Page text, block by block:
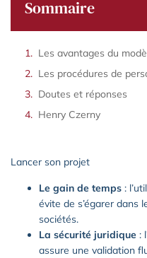
Sommaire
Doutes et réponses
Henry Czerny
Lancer son projet
Le gain de temps :
évite de s’égarer dans
sociétés.
La sécurité juridique :
assure une validation